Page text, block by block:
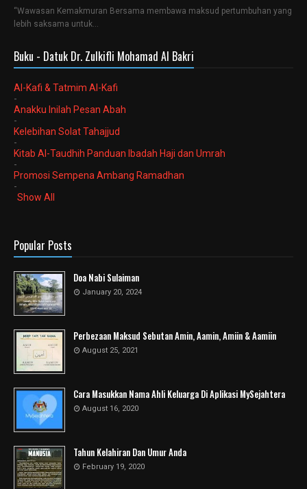
“Wawasan Kemakmuran Bersama membawa maksud pertumbuhan yang
lebih saksama untuk…
Buku - Datuk Dr. Zulkifli Mohamad Al Bakri
Al-Kafi & Tatmim Al-Kafi
-
Anakku Inilah Pesan Abah
-
Kelebihan Solat Tahajjud
-
Kitab Al-Taudhih Panduan Ibadah Haji dan Umrah
-
Promosi Sempena Ambang Ramadhan
-
Show All
Popular Posts
Doa Nabi Sulaiman
January 20, 2024
Perbezaan Maksud Sebutan Amin, Aamin, Amiin & Aamiin
August 25, 2021
Cara Masukkan Nama Ahli Keluarga Di Aplikasi MySejahtera
August 16, 2020
Tahun Kelahiran Dan Umur Anda
February 19, 2020